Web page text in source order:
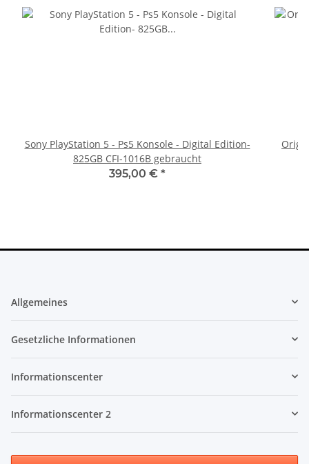
Sony PlayStation 5 - Ps5 Konsole - Digital Edition-
825GB CFI-1016B gebraucht
395,00 € *
Allgemeines
Gesetzliche Informationen
Informationscenter
Informationscenter 2